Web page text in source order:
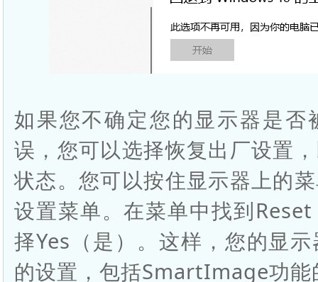
如果您不确定您的显示器是否
误，您可以选择恢复出厂设置
状态。您可以按住显示器上的
设置菜单。在菜单中找到
择Yes（是）。这样，您的显
的设置，包括SmartImage功能